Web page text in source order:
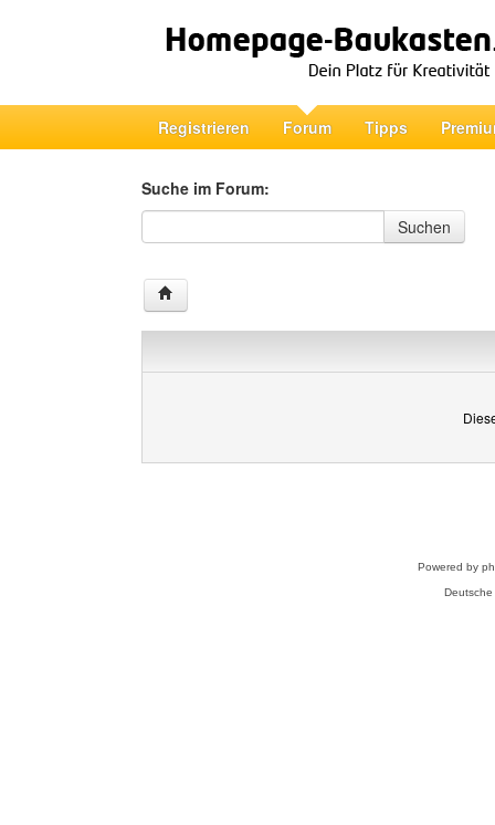
Registrieren Forum Tipps
Suche im Forum:
Suche im Forum
Suchen
Powered by